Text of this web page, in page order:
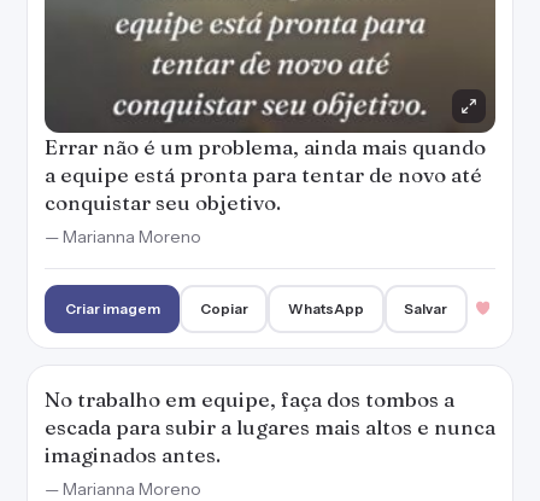
Errar não é um problema, ainda mais quando
a equipe está pronta para tentar de novo até
conquistar seu objetivo.
— Marianna Moreno
Criar imagem Copiar WhatsApp Salvar
No trabalho em equipe, faça dos tombos a
escada para subir a lugares mais altos e nunca
imaginados antes.
— Marianna Moreno